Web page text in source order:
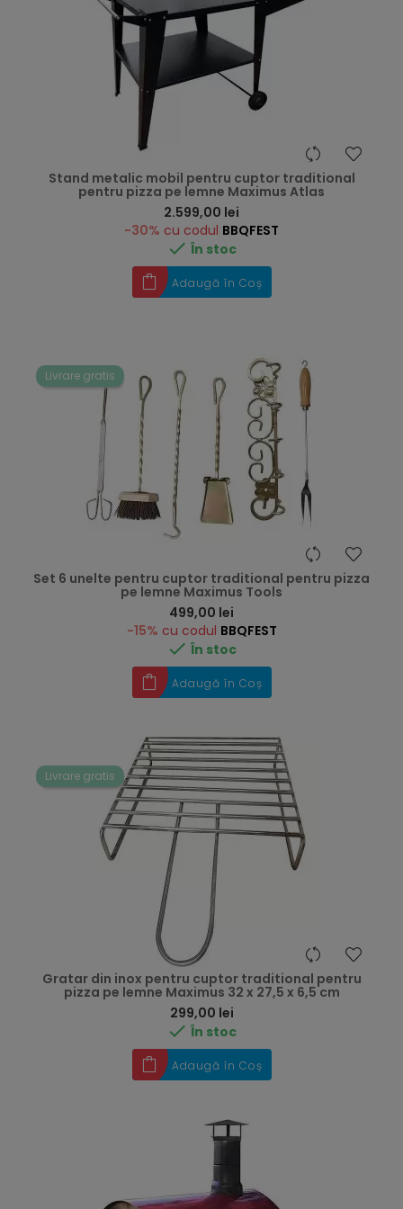
Stand metalic mobil pentru cuptor traditional
pentru pizza pe lemne Maximus Atlas
2.599,00 lei
-30% cu codul BBQFEST
 În stoc
Adaugă în Coș
Livrare gratis
Set 6 unelte pentru cuptor traditional pentru pizza
pe lemne Maximus Tools
499,00 lei
-15% cu codul BBQFEST
 În stoc
Adaugă în Coș
Livrare gratis
Gratar din inox pentru cuptor traditional pentru
pizza pe lemne Maximus 32 x 27,5 x 6,5 cm
299,00 lei
 În stoc
Adaugă în Coș